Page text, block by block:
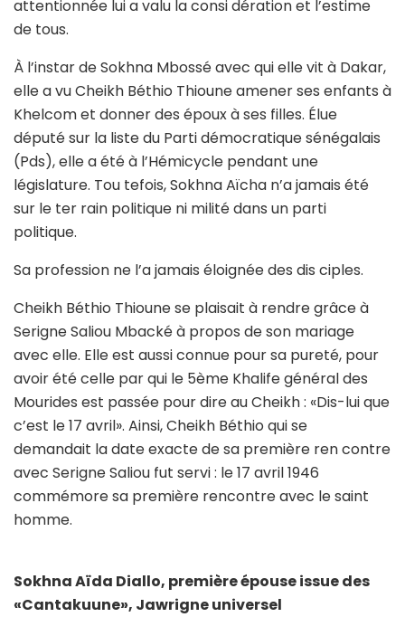
attentionnée lui a valu la consi dération et l’estime
de tous.
À l’instar de Sokhna Mbossé avec qui elle vit à Dakar,
elle a vu Cheikh Béthio Thioune amener ses enfants à
Khelcom et donner des époux à ses filles. Élue
député sur la liste du Parti démocratique sénégalais
(Pds), elle a été à l’Hémicycle pendant une
législature. Tou tefois, Sokhna Aïcha n’a jamais été
sur le ter rain politique ni milité dans un parti
politique.
Sa profession ne l’a jamais éloignée des dis ciples.
Cheikh Béthio Thioune se plaisait à rendre grâce à
Serigne Saliou Mbacké à propos de son mariage
avec elle. Elle est aussi connue pour sa pureté, pour
avoir été celle par qui le 5ème Khalife général des
Mourides est passée pour dire au Cheikh : «Dis-lui que
c’est le 17 avril». Ainsi, Cheikh Béthio qui se
demandait la date exacte de sa première ren contre
avec Serigne Saliou fut servi : le 17 avril 1946
commémore sa première rencontre avec le saint
homme.
Sokhna Aïda Diallo, première épouse issue des
«Cantakuune», Jawrigne universel